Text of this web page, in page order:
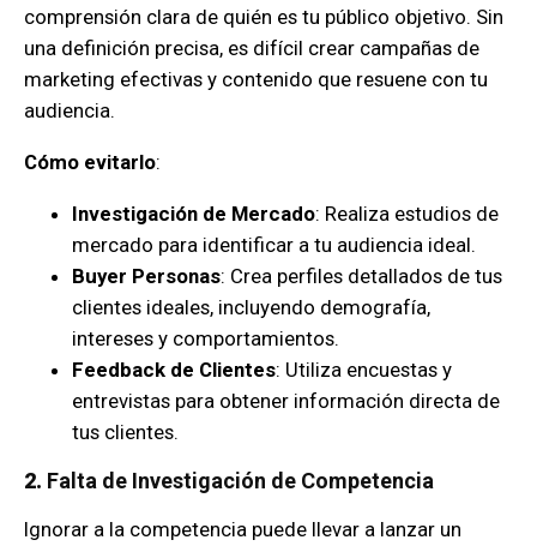
comprensión clara de quién es tu público objetivo. Sin
una definición precisa, es difícil crear campañas de
marketing efectivas y contenido que resuene con tu
audiencia.
Cómo evitarlo:
Investigación de Mercado: Realiza estudios de
mercado para identificar a tu audiencia ideal.
Buyer Personas: Crea perfiles detallados de tus
clientes ideales, incluyendo demografía,
intereses y comportamientos.
Feedback de Clientes: Utiliza encuestas y
entrevistas para obtener información directa de
tus clientes.
2. Falta de Investigación de Competencia
Ignorar a la competencia puede llevar a lanzar un